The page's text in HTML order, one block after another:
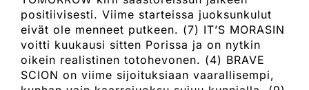
positiivisesti. Viime starteissa juoksunkulut
eivät ole menneet putkeen. (7) IT’S MORASIN
voitti kuukausi sitten Porissa ja on nytkin
oikein realistinen totohevonen. (4) BRAVE
SCION on viime sijoituksiaan vaarallisempi,